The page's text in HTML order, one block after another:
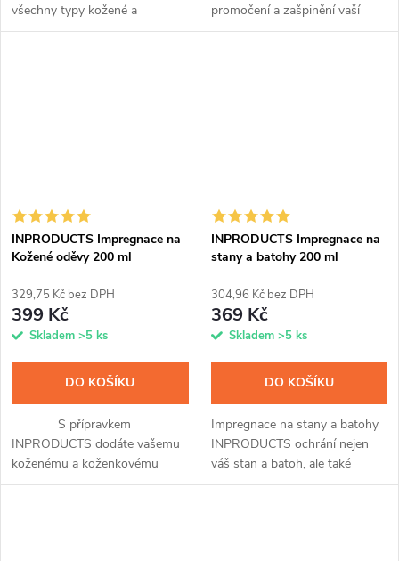
všechny typy kožené a
koženkové obuvi a přináší v
promočení a zašpinění vaší
membránové, softshellové i
INPRODUCTS Impregnace na
Kožené oděvy 200 ml
329,75 Kč bez DPH
399 Kč
Skladem >5 ks
DO KOŠÍKU
S přípravkem
INPRODUCTS dodáte vašemu
koženému a koženkovému
oděvu veškerou péči. Díky
INPRODUCTS Impregnace na
stany a batohy 200 ml
304,96 Kč bez DPH
369 Kč
Skladem >5 ks
DO KOŠÍKU
Impregnace na stany a batohy
INPRODUCTS ochrání nejen
váš stan a batoh, ale také
markýzu, či slunečník před